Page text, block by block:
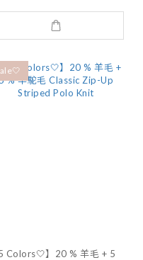
5 Colors🤍】20 % 羊毛 + 5